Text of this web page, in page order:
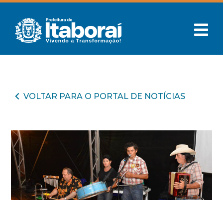
VOLTAR PARA O PORTAL DE NOTÍCIAS